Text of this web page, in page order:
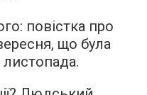
повістка про
що була
листопада.